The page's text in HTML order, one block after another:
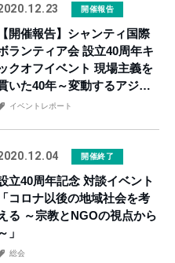
開催報告
【開催報告】シャンティ国際
ランティア会 設立40周年キ
クオフイベント 現場主義を
いた40年～変動するアジア
今～
イベントレポート
開催終了
立40周年記念 対談イベント
「コロナ以後の地域社会を考
る ～宗教とNGOの視点から
～」
総会